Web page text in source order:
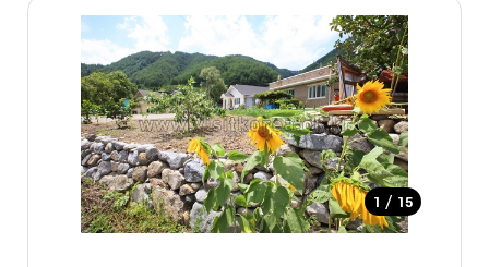
1 / 15